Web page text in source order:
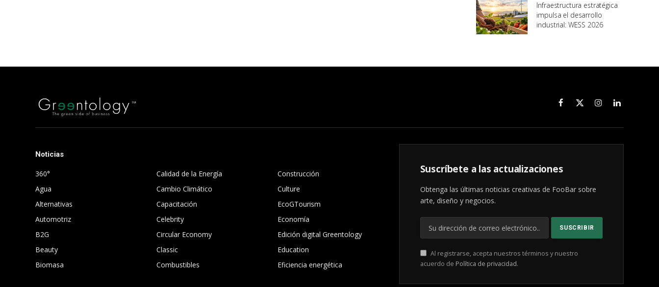
Infraestructura estratégica
impulsa el desarrollo
industrial: WESS 2026
Facebook
X
InstagramLinkedIn
Noticias
360°
Agua
Alternativas
Automotriz
B2G
Beauty
Biomasa
Calidad de la Energía
Cambio Climático
Capacitación
Celebrity
Circular Economy
Classic
Combustibles
Construcción
Culture
EcoGTourism
Economía
Edición digital Greentology
Education
Eficiencia energética
Suscríbete a las actualizaciones
Obtenga las últimas noticias creativas de FooBar sobre
arte, diseño y negocios.
Al registrarse, acepta nuestros términos y nuestro
acuerdo de Política de privacidad.